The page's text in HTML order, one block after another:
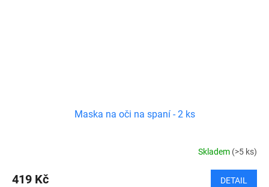
Maska na oči na spaní - 2 ks
Skladem (>5 ks)
419 Kč DETAIL